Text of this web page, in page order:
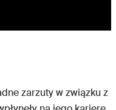
zarzuty w związku z